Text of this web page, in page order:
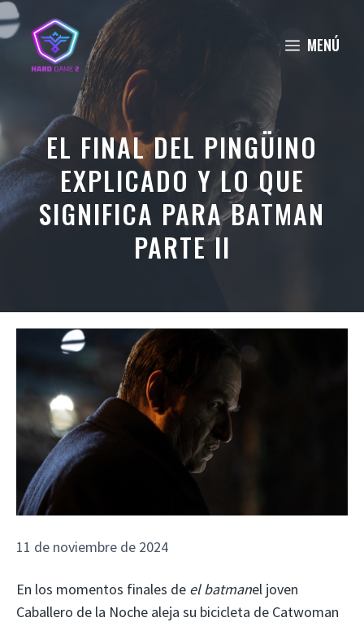
Saltar
al
contenido
MENÚ
EL FINAL DEL PINGÜINO
EXPLICADO Y LO QUE
SIGNIFICA PARA BATMAN
PARTE II
11 de noviembre de 2024
En los momentos finales de el batmanel joven
Caballero de la Noche aleja su bicicleta de Catwoman